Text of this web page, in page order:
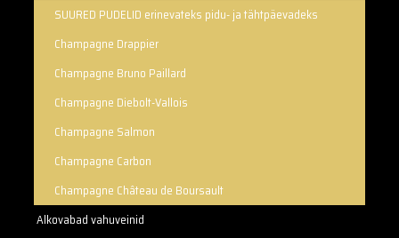
SUURED PUDELID erinevateks pidu- ja tähtpäevadeks
Champagne Drappier
Champagne Bruno Paillard
Champagne Diebolt-Vallois
Champagne Salmon
Champagne Carbon
Champagne Château de Boursault
Alkovabad vahuveinid